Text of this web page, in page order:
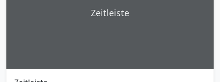
Zeitleiste